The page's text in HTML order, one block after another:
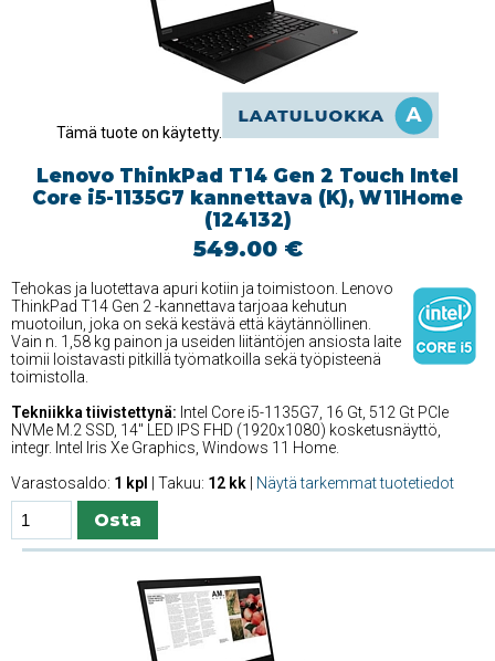
Tämä tuote on käytetty.
Lenovo ThinkPad T14 Gen 2 Touch Intel
Core i5-1135G7 kannettava (K), W11Home
(124132)
549.00 €
Tehokas ja luotettava apuri kotiin ja toimistoon. Lenovo
ThinkPad T14 Gen 2 -kannettava tarjoaa kehutun
muotoilun, joka on sekä kestävä että käytännöllinen.
Vain n. 1,58 kg painon ja useiden liitäntöjen ansiosta laite
toimii loistavasti pitkillä työmatkoilla sekä työpisteenä
toimistolla.
Tekniikka tiivistettynä: Intel Core i5-1135G7, 16 Gt, 512 Gt PCIe
NVMe M.2 SSD, 14'' LED IPS FHD (1920x1080) kosketusnäyttö,
integr. Intel Iris Xe Graphics, Windows 11 Home.
Varastosaldo: 1 kpl | Takuu: 12 kk Näytä tarkemmat tuotetiedot